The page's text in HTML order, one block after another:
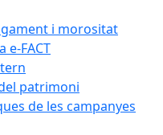
i morositat
e-FACT
patrimoni
de les campanyes